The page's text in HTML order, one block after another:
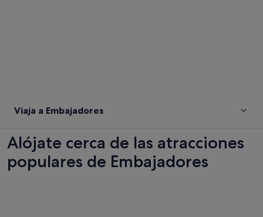
Viaja a Embajadores
Alójate cerca de las atracciones
populares de Embajadores